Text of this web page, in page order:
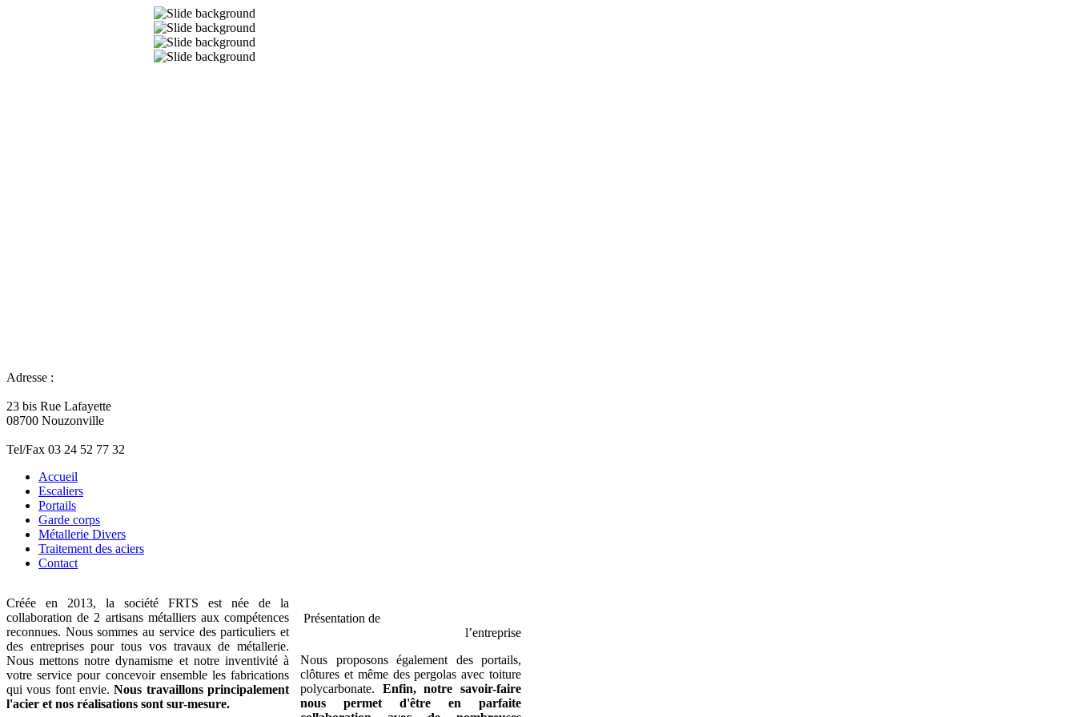
Adresse :
23 bis Rue Lafayette
08700 Nouzonville
Tel/Fax 03 24 52 77 32
Accueil
Escaliers
Portails
Garde corps
Métallerie Divers
Traitement des aciers
Contact
Créée en 2013, la société FRTS est née de la
collaboration de 2 artisans métalliers aux compétences
reconnues. Nous sommes au service des particuliers et
des entreprises pour tous vos travaux de métallerie.
Nous mettons notre dynamisme et notre inventivité à
votre service pour concevoir ensemble les fabrications
qui vous font envie.Nous travaillons principalement
l'acier et nos réalisations sont sur-mesure.
Présentation de
l’entreprise
Nous proposons également des portails,
clôtures et même des pergolas avec toiture
polycarbonate. Enfin, notre savoir-faire
nous permet d'être en parfaite